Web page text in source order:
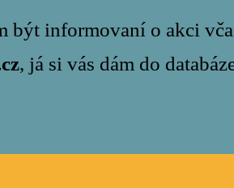
být informovaní o akci
, já si vás dám do